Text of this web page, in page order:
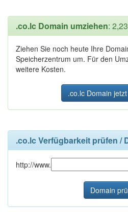
.co.lc Domain umziehen:
Ziehen Sie noch heute Ihre
Speicherzentrum um. Für den
weitere Kosten.
.co.lc Domain
.co.lc Verfügbarkeit prüfen /
http://www.